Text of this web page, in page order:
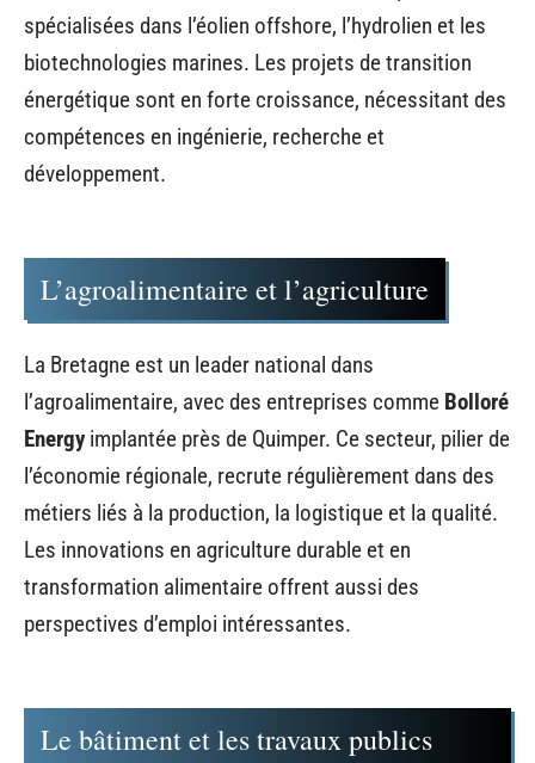
spécialisées dans l’éolien offshore, l’hydrolien et les
biotechnologies marines. Les projets de transition
énergétique sont en forte croissance, nécessitant des
compétences en ingénierie, recherche et
développement.
L’agroalimentaire et l’agriculture
La Bretagne est un leader national dans
l’agroalimentaire, avec des entreprises comme Bolloré
Energyimplantée près de Quimper. Ce secteur, pilier de
l’économie régionale, recrute régulièrement dans des
métiers liés à la production, la logistique et la qualité.
Les innovations en agriculture durable et en
transformation alimentaire offrent aussi des
perspectives d’emploi intéressantes.
Le bâtiment et les travaux publics